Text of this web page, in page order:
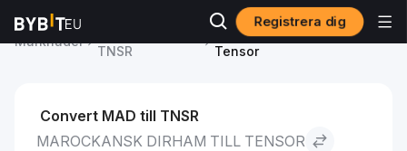
Registrera dig
Marknader
TNSR
Marockansk dirham to
Tensor
Convert MAD till TNSR
MAROCKANSK DIRHAM TILL TENSOR